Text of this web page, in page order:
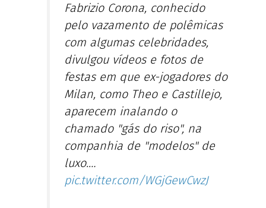
Fabrizio Corona, conhecido
pelo vazamento de polêmicas
com algumas celebridades,
divulgou vídeos e fotos de
festas em que ex-jogadores do
Milan, como Theo e Castillejo,
aparecem inalando o
chamado "gás do riso", na
companhia de "modelos" de
luxo.…
pic.twitter.com/WGjGewCwzJ